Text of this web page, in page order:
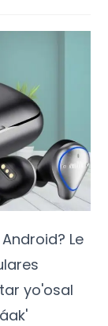
? Le
yo'osal